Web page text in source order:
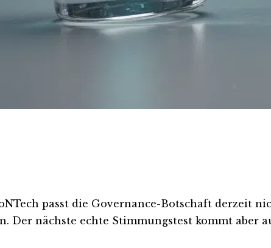
passt die Governance-Botschaft derzeit
Der nächste echte Stimmungstest kommt aber